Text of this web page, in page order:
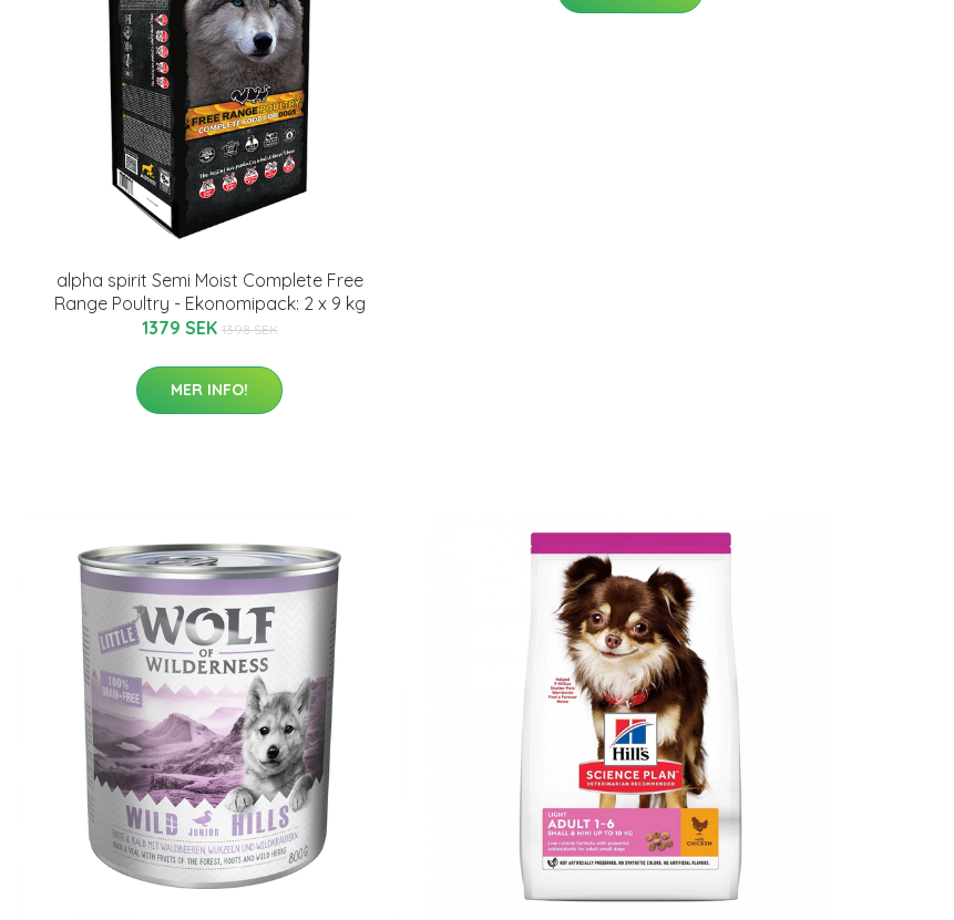
alpha spirit Semi Moist Complete Free
Range Poultry - Ekonomipack: 2 x 9 kg
1379 SEK 1398 SEK
MER INFO!